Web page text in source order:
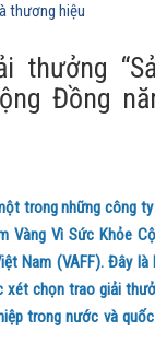
thương hiệu
thưởng
Đồng
trong những công
Vàng Vì Sức Khỏe
Nam (VAFF). Đây là
xét chọn trao giải
trong nước và